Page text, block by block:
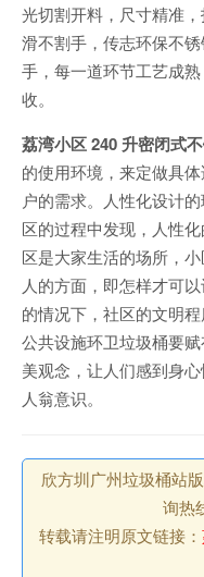
光切割开料，尺寸精准
滑不割手，传志环保不
手，每一道环节工艺成
收。
荔湾小区 240 升密闭式
的使用环境，来定做具
户的需求。人性化设计
区的过程中发现，人性
区是大家生活的场所，
人的方面，即怎样才可
的情况下，社区的文明
公共设施环卫垃圾桶要
美观念，让人们感到身
人翁意识。
欣方圳广州垃圾桶站
询热
转载请注明原文链接：